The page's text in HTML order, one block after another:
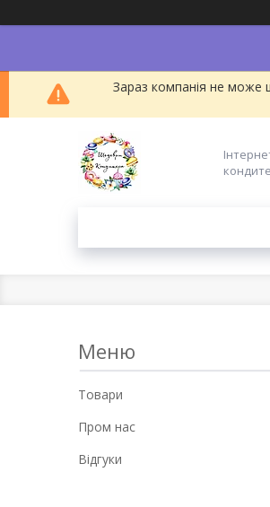
Зараз компанія не може
Товари
Пром нас
Відгуки